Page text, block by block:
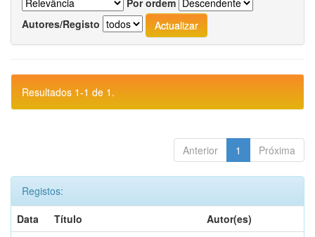
Por ordem
Autores/Registo
Resultados 1-1 de 1.
Anterior 1 Próxima
Registos:
Data
Título
Autor(es)